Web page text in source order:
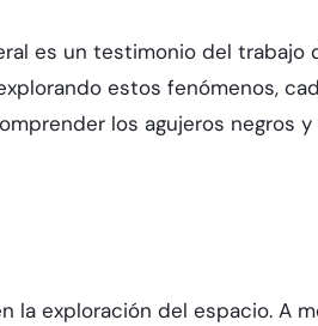
es un testimonio del trabajo
estos fenómenos,
los agujeros negros
la exploración del espacio. A